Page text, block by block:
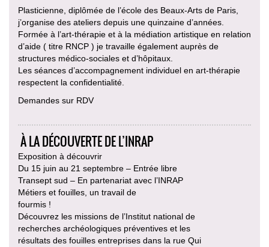
Plasticienne, diplômée de l’école des Beaux-Arts de Paris,
j’organise des ateliers depuis une quinzaine d’années.
Formée à l’art-thérapie et à la médiation artistique en relation
d’aide ( titre RNCP ) je travaille également auprès de
structures médico-sociales et d’hôpitaux.
Les séances d’accompagnement individuel en art-thérapie
respectent la confidentialité.
Demandes sur RDV
À LA DÉCOUVERTE DE L’INRAP
Exposition à découvrir
Du 15 juin au 21 septembre – Entrée libre
Transept sud – En partenariat avec l’INRAP
Métiers et fouilles, un travail de
fourmis !
Découvrez les missions de l’Institut national de
recherches archéologiques préventives et les
résultats des fouilles entreprises dans la rue Qui